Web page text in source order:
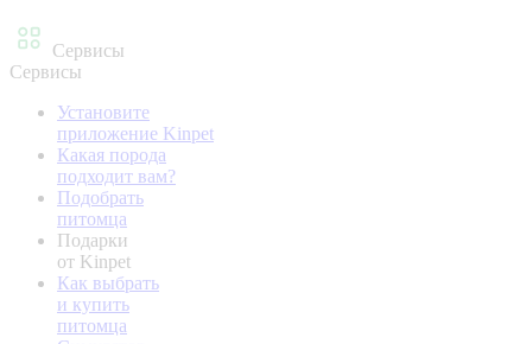
Сервисы
Сервисы
Установите
приложение Kinpet
Какая порода
подходит вам?
Подобрать
питомца
Подарки
от Kinpet
Как выбрать
и купить
питомца